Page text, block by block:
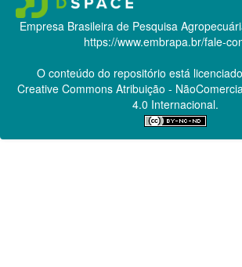
Empresa Brasileira de Pesquisa
https://www.embrapa.br/fale-
O conteúdo do repositório está
Creative CommonsAtribuição -
4.0 Internacional.